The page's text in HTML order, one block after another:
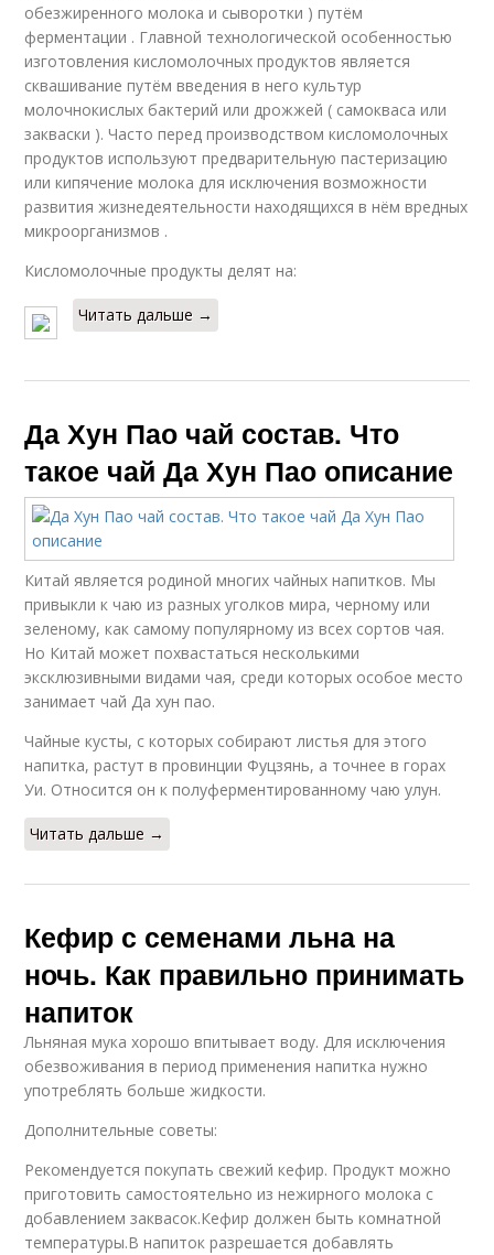
обезжиренного молока и сыворотки ) путём
ферментации . Главной технологической особенностью
изготовления кисломолочных продуктов является
сквашивание путём введения в него культур
молочнокислых бактерий или дрожжей ( самокваса или
закваски ). Часто перед производством кисломолочных
продуктов используют предварительную пастеризацию
или кипячение молока для исключения возможности
развития жизнедеятельности находящихся в нём вредных
микроорганизмов .
Кисломолочные продукты делят на:
Читать дальше →
Да Хун Пао чай состав. Что
такое чай Да Хун Пао описание
Китай является родиной многих чайных напитков. Мы
привыкли к чаю из разных уголков мира, черному или
зеленому, как самому популярному из всех сортов чая.
Но Китай может похвастаться несколькими
эксклюзивными видами чая, среди которых особое место
занимает чай Да хун пао.
Чайные кусты, с которых собирают листья для этого
напитка, растут в провинции Фуцзянь, а точнее в горах
Уи. Относится он к полуферментированному чаю улун.
Читать дальше →
Кефир с семенами льна на
ночь. Как правильно принимать
напиток
Льняная мука хорошо впитывает воду. Для исключения
обезвоживания в период применения напитка нужно
употреблять больше жидкости.
Дополнительные советы:
Рекомендуется покупать свежий кефир. Продукт можно
приготовить самостоятельно из нежирного молока с
добавлением заквасок.Кефир должен быть комнатной
температуры.В напиток разрешается добавлять